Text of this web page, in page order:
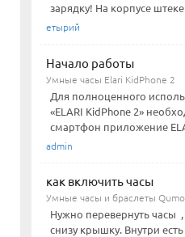
зарядку! На корпусе
етырий
Начало работы
Умные часы Elari KidPhone 2
Для полноценного
«ELARI KidPhone 2»
смартфон приложение
admin
как включить часы
Умные часы и браслеты Qumo
Нужно перевернуть часы
снизу крышку. Внутри